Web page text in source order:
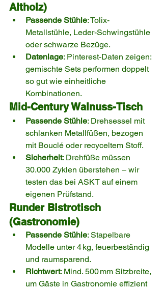
Altholz)
Passende Stühle: Tolix-
Metallstühle, Leder-Schwingstühle
oder schwarze Bezüge.
Datenlage: Pinterest-Daten zeigen:
gemischte Sets performen doppelt
so gut wie einheitliche
Kombinationen.
Mid-Century Walnuss-Tisch
Passende Stühle: Drehsessel mit
schlanken Metallfüßen, bezogen
mit Bouclé oder recyceltem Stoff.
Sicherheit: Drehfüße müssen
30.000 Zyklen überstehen – wir
testen das bei ASKT auf einem
eigenen Prüfstand.
Runder Bistrotisch
(Gastronomie)
Passende Stühle: Stapelbare
Modelle unter 4 kg, feuerbeständig
und raumsparend.
Richtwert: Mind. 500 mm Sitzbreite,
um Gäste in Gastronomie effizient